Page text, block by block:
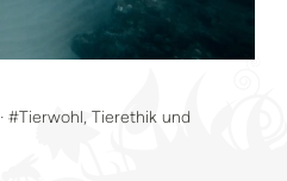
· #Tierwohl, Tierethik und